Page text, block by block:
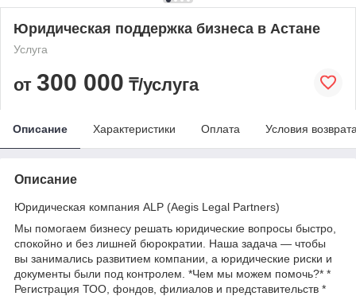
Юридическая поддержка бизнеса в Астане
Услуга
от 300 000 ₸/услуга
Описание Характеристики Оплата Условия
Описание
Юридическая компания ALP (Aegis Legal Partners)
Мы помогаем бизнесу решать юридические вопросы быстро,
спокойно и без лишней бюрократии. Наша задача — чтобы
вы занимались развитием компании, а юридические риски и
документы были под контролем. *Чем мы можем помочь?* *
Регистрация ТОО, фондов, филиалов и представительств *